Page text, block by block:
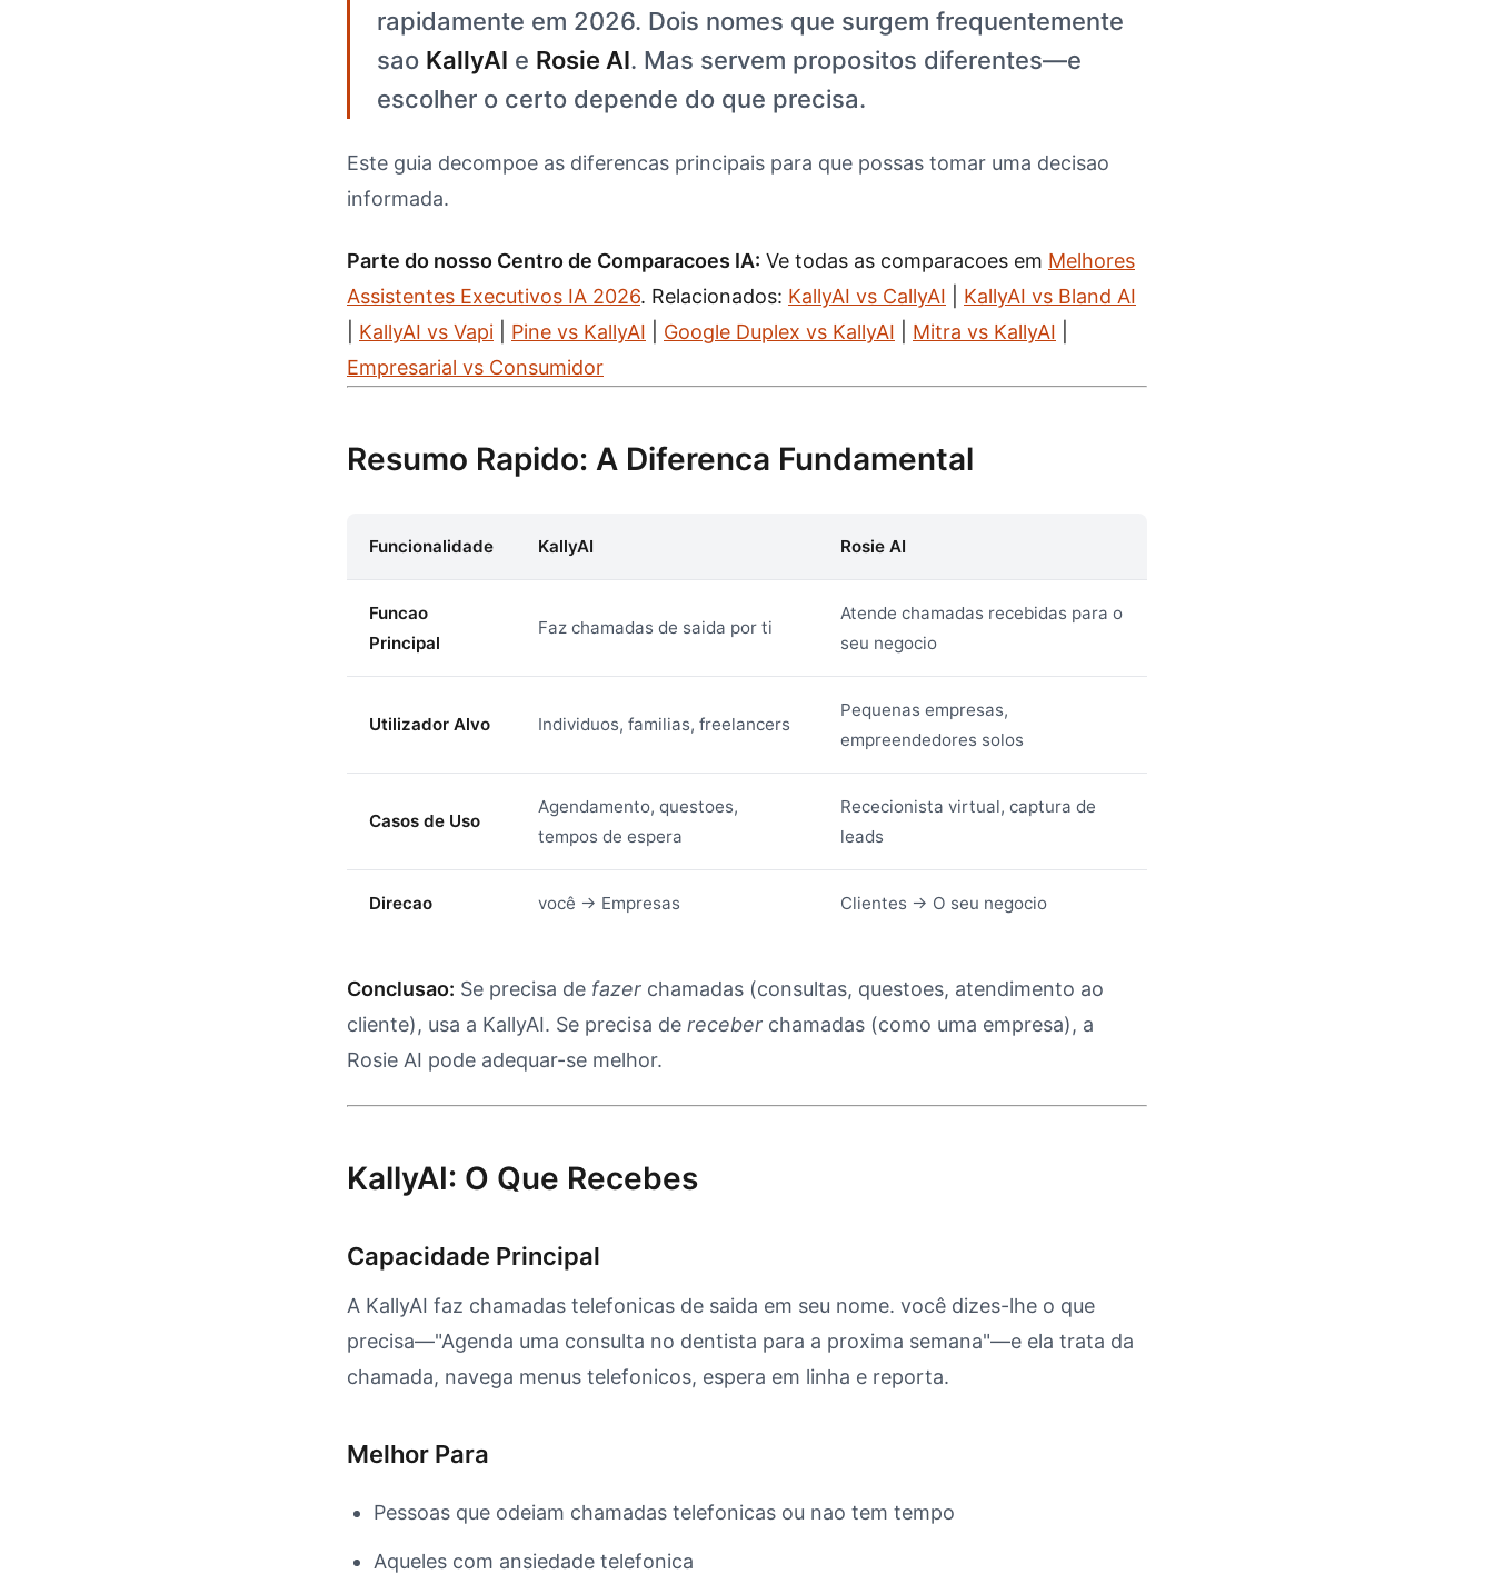
rapidamente em 2026. Dois nomes que surgem frequentemente
sao KallyAI e Rosie AI. Mas servem propositos diferentes—e
escolher o certo depende do que precisa.
Este guia decompoe as diferencas principais para que possas tomar uma decisao
informada.
Parte do nosso Centro de Comparacoes IA: Ve todas as comparacoes em Melhores
Assistentes Executivos IA 2026. Relacionados: KallyAI vs CallyAI
KallyAI vs Bland AI
KallyAI vs Vapi Pine vs KallyAI Google Duplex vs KallyAI Mitra vs KallyAI
Empresarial vs Consumidor
Resumo Rapido: A Diferenca Fundamental
Funcionalidade KallyAI Rosie AI
Funcao
Principal
Faz chamadas de saida por ti
Atende chamadas recebidas para o
seu negocio
Utilizador Alvo Individuos, familias, freelancers
Pequenas empresas,
empreendedores solos
Casos de Uso
Agendamento, questoes,
tempos de espera
Rececionista virtual, captura de
leads
Direcao você → Empresas Clientes → O seu negocio
Conclusao: Se precisa de fazer chamadas (consultas, questoes, atendimento ao
cliente), usa a KallyAI. Se precisa de receber chamadas (como uma empresa), a
Rosie AI pode adequar-se melhor.
KallyAI: O Que Recebes
Capacidade Principal
A KallyAI faz chamadas telefonicas de saida em seu nome. você dizes-lhe o que
precisa—"Agenda uma consulta no dentista para a proxima semana"—e ela trata da
chamada, navega menus telefonicos, espera em linha e reporta.
Melhor Para
Pessoas que odeiam chamadas telefonicas ou nao tem tempo
Aqueles com ansiedade telefonica